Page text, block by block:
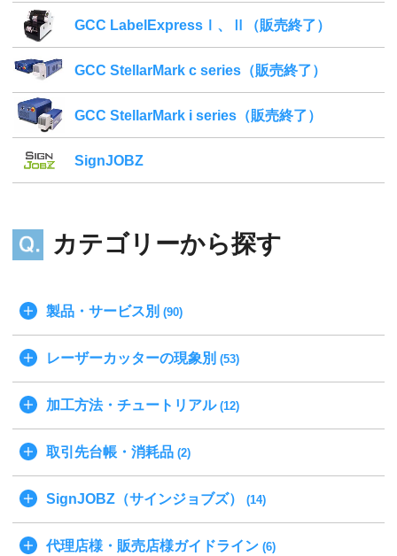
GCC LabelExpressⅠ、Ⅱ（販売終了）
GCC StellarMark c series（販売終了）
GCC StellarMark i series（販売終了）
SignJOBZ
カテゴリーから探す
製品・サービス別 (90)
レーザーカッターの現象別 (53)
加工方法・チュートリアル(12)
取引先台帳・消耗品 (2)
SignJOBZ（サインジョブズ） (14)
代理店様・販売店様ガイドライン (6)